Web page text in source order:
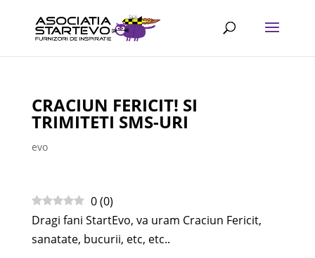
CRACIUN FERICIT! SI
TRIMITETI SMS-URI
evo
0 (0)
Dragi fani StartEvo, va uram Craciun Fericit,
sanatate, bucurii, etc, etc..